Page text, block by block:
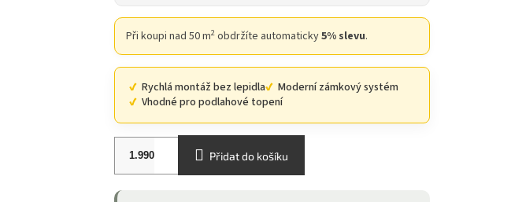
Při koupi nad 50 m2obdržíte automaticky5% slevu.
Rychlá montáž bez lepidla
Moderní zámkový systém
Vhodné pro podlahové topení
Přidat do košíku